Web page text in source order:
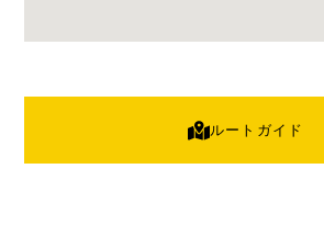
ルートガイド